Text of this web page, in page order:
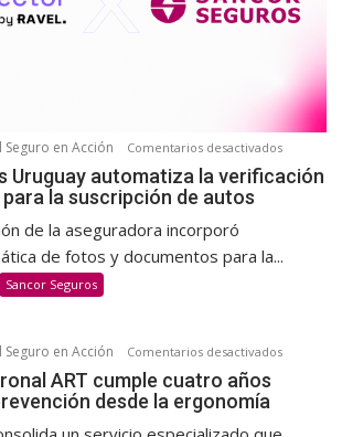
cultura
y
habitual
Seguro en Acción Comentarios desactivadosen
Sancor
la
Uruguay automatiza la verificación
la suscripción de autos
de la aseguradora incorporó
de fotos y documentos para la...
Sancor Seguros
Seguro en Acción Comentarios desactivadosen
ART cumple cuatro años
desde la ergonomía